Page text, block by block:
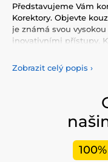
Představujeme Vám
Korektory. Objevte
je známá svou
inovativními přístupy.
séra, esence, pleťové
Korejská kosmetika
Doporučujeme také
šampony,
zapomenout také na
Mezi nejčastěji
Zobrazit celý popis ›
100%